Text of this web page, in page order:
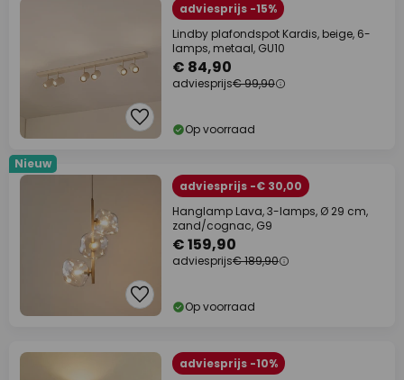
adviesprijs -15%
Lindby plafondspot Kardis, beige, 6-
lamps, metaal, GU10
€ 84,90
adviesprijs€ 99,90
Op voorraad
Nieuw
adviesprijs -€ 30,00
Hanglamp Lava, 3-lamps, Ø 29 cm,
zand/cognac, G9
€ 159,90
adviesprijs€ 189,90
Op voorraad
adviesprijs -10%